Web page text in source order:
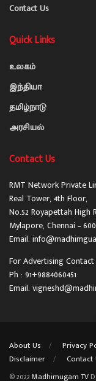
Contact Us
Quick Links
உலகம்
இந்தியா
தமிழ்நாடு
அரசியல்
Contact Us
RMT Network Private
Real Tower, 4th Floor,
No.52 Royapettah High
Mylapore, Chennai –
Email:
For Advertising Contact
Ph : 91+9884060451
Email:
About Us Privacy
Disclaimer
Contact
© 2022 Madhimugam TV